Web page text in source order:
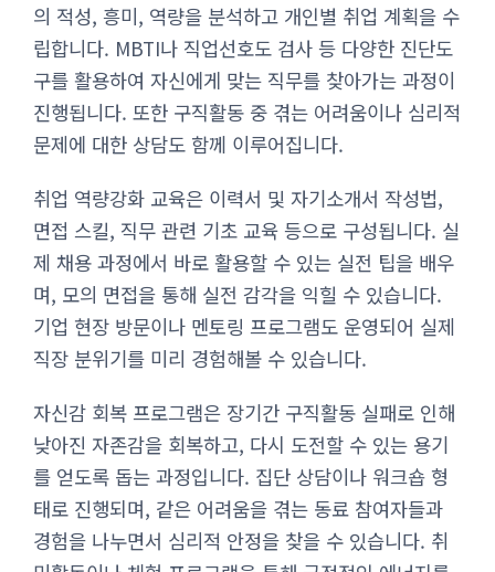
의 적성, 흥미, 역량을 분석하고 개인별 취업 계획을 수
립합니다. MBTI나 직업선호도 검사 등 다양한 진단도
구를 활용하여 자신에게 맞는 직무를 찾아가는 과정이
진행됩니다. 또한 구직활동 중 겪는 어려움이나 심리적
문제에 대한 상담도 함께 이루어집니다.
취업 역량강화 교육은 이력서 및 자기소개서 작성법,
면접 스킬, 직무 관련 기초 교육 등으로 구성됩니다. 실
제 채용 과정에서 바로 활용할 수 있는 실전 팁을 배우
며, 모의 면접을 통해 실전 감각을 익힐 수 있습니다.
기업 현장 방문이나 멘토링 프로그램도 운영되어 실제
직장 분위기를 미리 경험해볼 수 있습니다.
자신감 회복 프로그램은 장기간 구직활동 실패로 인해
낮아진 자존감을 회복하고, 다시 도전할 수 있는 용기
를 얻도록 돕는 과정입니다. 집단 상담이나 워크숍 형
태로 진행되며, 같은 어려움을 겪는 동료 참여자들과
경험을 나누면서 심리적 안정을 찾을 수 있습니다. 취